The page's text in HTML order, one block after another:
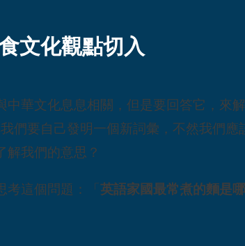
文化觀點切入
中華文化息息相關，但是要回答它，來
們要自己發明一個新詞彙，不然我們
解我們的意思？
考這個問題：「英語家國最常煮的麵是